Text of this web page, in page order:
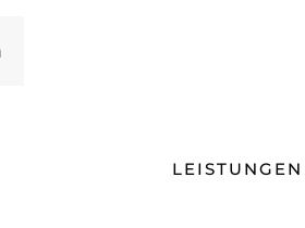
LEISTUNGEN